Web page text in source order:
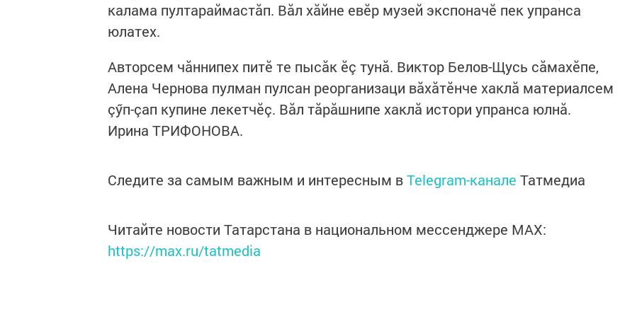
калама пултараймастăп. Вăл хăйне евӗр музей экспоначӗ пек упранса
юлатех.
Авторсем чăннипех питӗ те пысăк ӗç тунă. Виктор Белов-Щусь сăмахӗпе,
Алена Чернова пулман пулсан реорганизаци вăхăтӗнче хаклă материалсем
çӳп-çап купине лекетчӗç. Вăл тăрăшнипе хаклă истори упранса юлнă.
Ирина ТРИФОНОВА.
Следите за самым важным и интересным вTelegram-канале Татмедиа
Читайте новости Татарстана в национальном мессенджере MАХ:
https://max.ru/tatmedia